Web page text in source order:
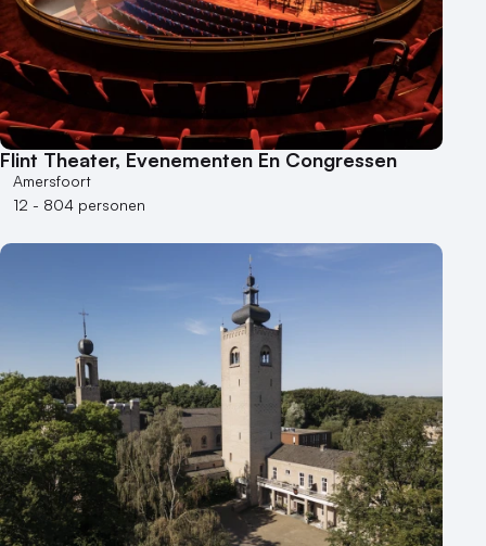
Flint Theater, Evenementen En Congressen
Amersfoort
12 - 804 personen